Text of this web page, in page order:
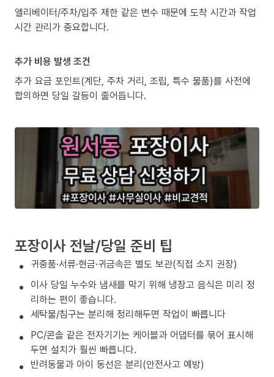
엘리베이터/주차/입주 제한 같은 변수 때문에 도착 시간과 작업
시간 관리가 중요합니다.
추가 비용 발생 조건
추가 요금 포인트(계단, 주차 거리, 조립, 특수 물품)를 사전에
합의하면 당일 갈등이 줄어듭니다.
포장이사 전날/당일 준비 팁
귀중품·서류·현금·귀금속은 별도 보관(직접 소지 권장)
이사 당일 누수와 냄새를 막기 위해 냉장고 음식은 미리 정
리하는 편이 좋습니다.
세탁물/침구는 분리해 정리해두면 작업이 빠릅니다
PC/콘솔 같은 전자기기는 케이블과 어댑터를 묶어 표시해
두면 설치가 훨씬 빠릅니다.
반려동물과 아이 동선은 분리(안전사고 예방)